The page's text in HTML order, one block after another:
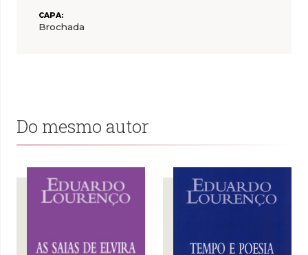
CAPA:
Brochada
Do mesmo autor